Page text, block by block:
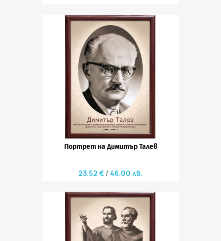
Портрет на Димитър Талев
23.52 € 46.00 лв.